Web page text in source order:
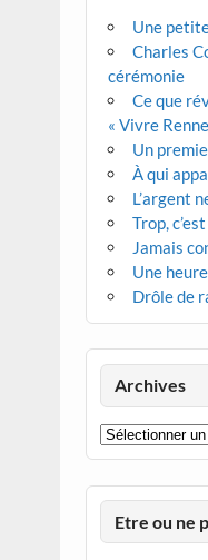
Une
Charles
cérémonie
Ce que
« Vivre
Un
À qui
L’argent
Trop,
Jamais
Une
Drôle de
Archives
Archives
Etre ou ne